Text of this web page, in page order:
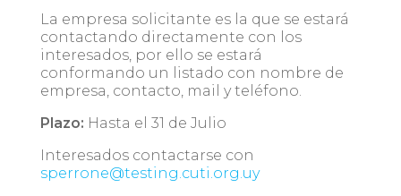
La empresa solicitante es la que se estará
contactando directamente con los
interesados, por ello se estará
conformando un listado con nombre de
empresa, contacto, mail y teléfono.
Plazo: Hasta el 31 de Julio
Interesados contactarse con
sperrone@testing.cuti.org.uy